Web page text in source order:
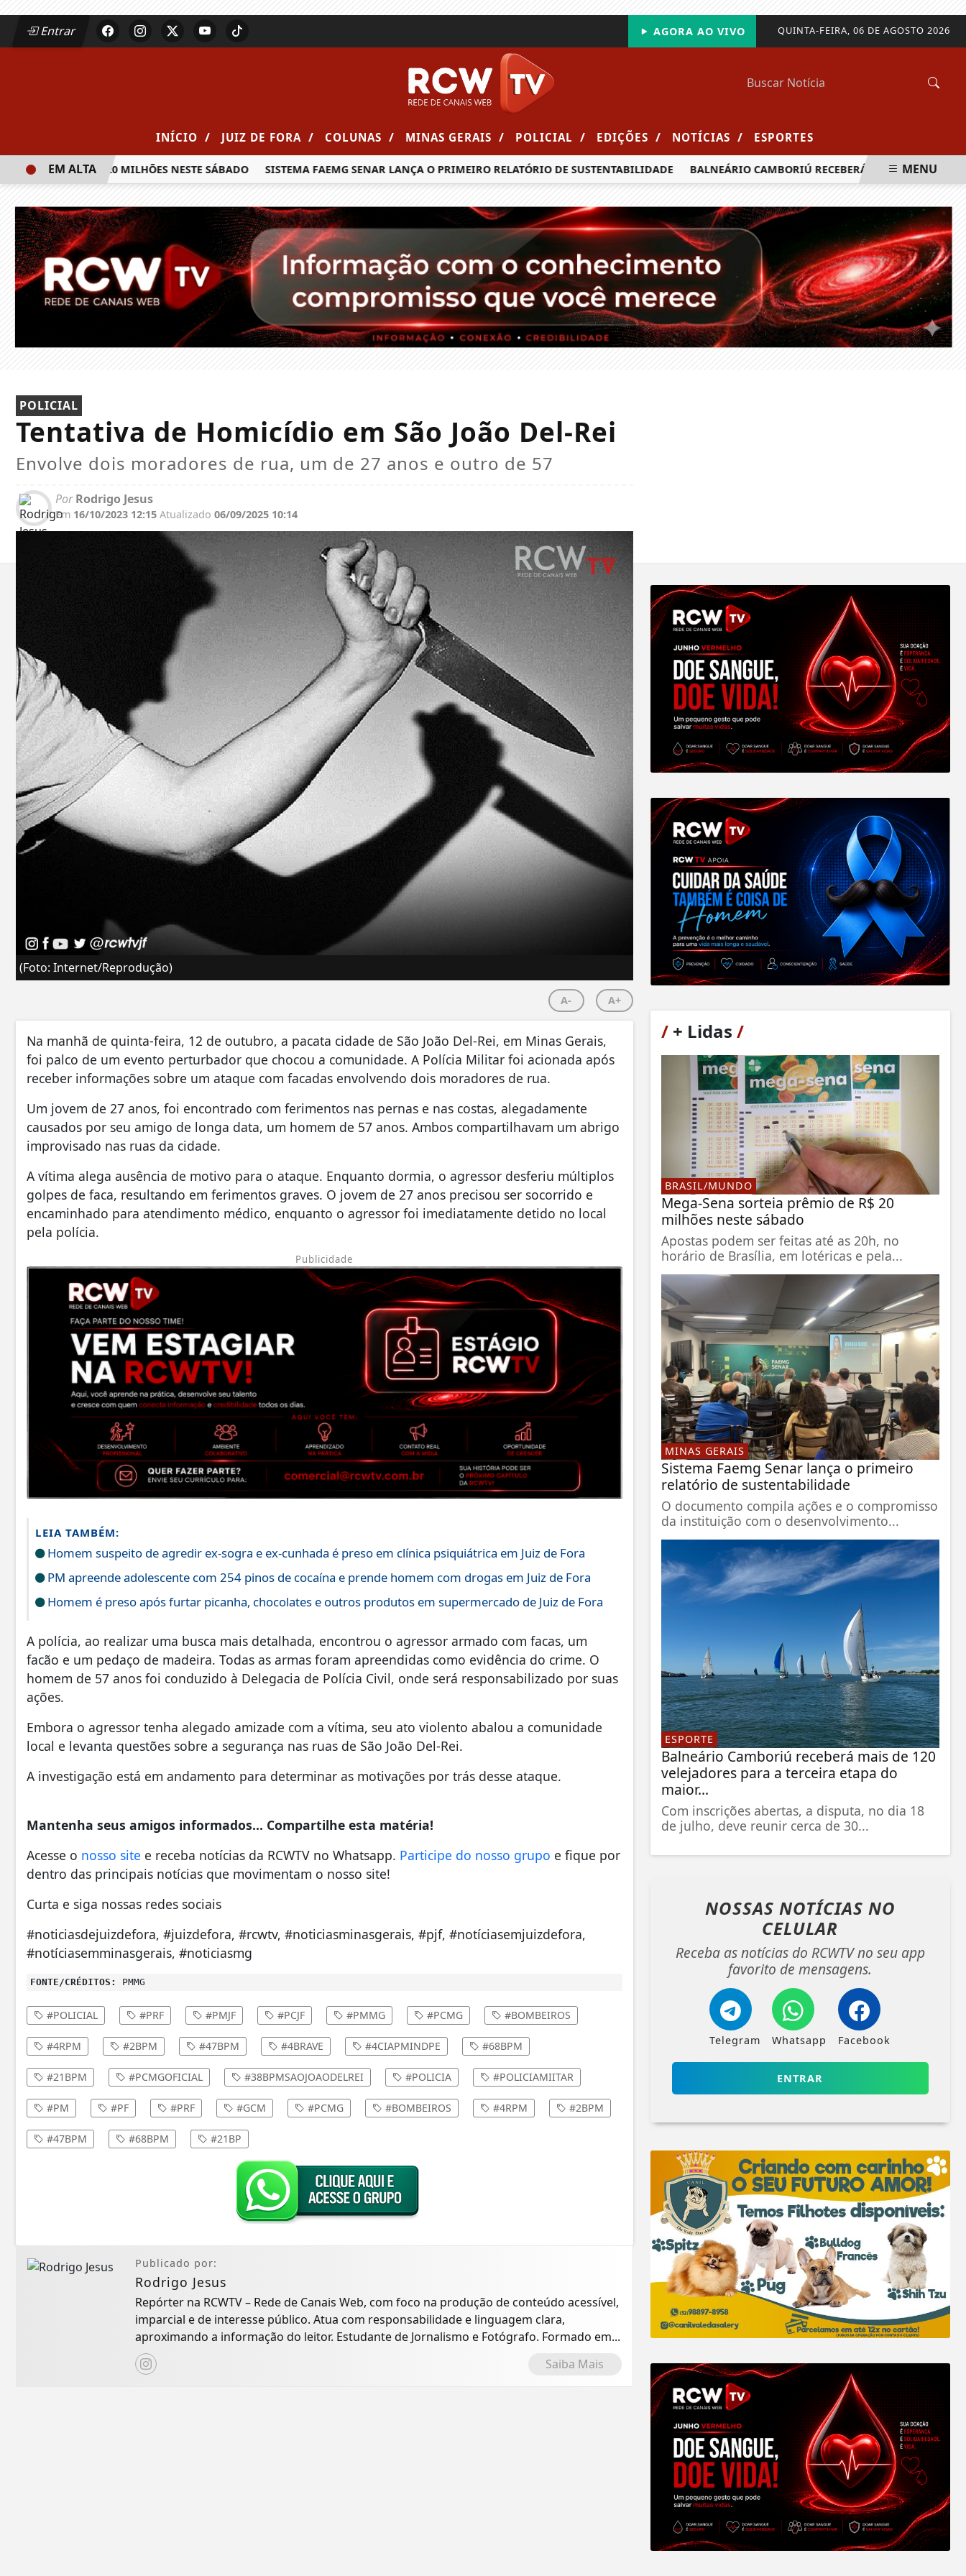
Entrar QUINTA-FEIRA, 06 DE AGOSTO 2026
AGORA AO VIVO
INÍCIO / JUIZ DE FORA / COLUNAS / MINAS GERAIS / POLICIAL / EDIÇÕES / NOTÍCIAS / ESPORTES
PRÊMIO DE R$ 20 MILHÕES NESTE SÁBADO SISTEMA FAEMG SENAR LANÇA O PRIMEIRO RELATÓRIO DE SUSTENTABILIDADE BALNEÁRIO CAMBORIÚ RECEBERÁ MAIS DE 120
EM ALTA MENU
POLICIAL
Tentativa de Homicídio em São João Del-Rei
Envolve dois moradores de rua, um de 27 anos e outro de 57
PorRodrigo Jesus
Em 16/10/2023 12:15 Atualizado 06/09/2025 10:14
(Foto: Internet/Reprodução)
A- A+
Na manhã de quinta-feira, 12 de outubro, a pacata cidade de São João Del-Rei, em Minas Gerais,
foi palco de um evento perturbador que chocou a comunidade. A Polícia Militar foi acionada após
receber informações sobre um ataque com facadas envolvendo dois moradores de rua.
Um jovem de 27 anos, foi encontrado com ferimentos nas pernas e nas costas, alegadamente
causados por seu amigo de longa data, um homem de 57 anos. Ambos compartilhavam um abrigo
improvisado nas ruas da cidade.
A vítima alega ausência de motivo para o ataque. Enquanto dormia, o agressor desferiu múltiplos
golpes de faca, resultando em ferimentos graves. O jovem de 27 anos precisou ser socorrido e
encaminhado para atendimento médico, enquanto o agressor foi imediatamente detido no local
pela polícia.
Publicidade
LEIA TAMBÉM:
Homem suspeito de agredir ex-sogra e ex-cunhada é preso em clínica psiquiátrica em Juiz de Fora
PM apreende adolescente com 254 pinos de cocaína e prende homem com drogas em Juiz de Fora
Homem é preso após furtar picanha, chocolates e outros produtos em supermercado de Juiz de Fora
A polícia, ao realizar uma busca mais detalhada, encontrou o agressor armado com facas, um
facão e um pedaço de madeira. Todas as armas foram apreendidas como evidência do crime. O
homem de 57 anos foi conduzido à Delegacia de Polícia Civil, onde será responsabilizado por suas
ações.
Embora o agressor tenha alegado amizade com a vítima, seu ato violento abalou a comunidade
local e levanta questões sobre a segurança nas ruas de São João Del-Rei.
A investigação está em andamento para determinar as motivações por trás desse ataque.
Mantenha seus amigos informados... Compartilhe esta matéria!
Acesse o nosso site e receba notícias da RCWTV no Whatsapp. Participe do nosso grupo e fique por
dentro das principais notícias que movimentam o nosso site!
Curta e siga nossas redes sociais
#noticiasdejuizdefora, #juizdefora, #rcwtv, #noticiasminasgerais, #pjf, #notíciasemjuizdefora,
#notíciasemminasgerais, #noticiasmg
FONTE/CRÉDITOS: PMMG
#POLICIAL #PRF #PMJF #PCJF #PMMG #PCMG #BOMBEIROS
#4RPM #2BPM #47BPM #4BRAVE #4CIAPMINDPE #68BPM
#21BPM #PCMGOFICIAL #38BPMSAOJOAODELREI #POLICIA #POLICIAMIITAR
#PM #PF #PRF #GCM #PCMG #BOMBEIROS #4RPM #2BPM
#47BPM #68BPM #21BP
Publicado por:
Rodrigo Jesus
Repórter na RCWTV – Rede de Canais Web, com foco na produção de conteúdo acessível,
imparcial e de interesse público. Atua com responsabilidade e linguagem clara,
aproximando a informação do leitor. Estudante de Jornalismo e Fotógrafo. Formado em...
Saiba Mais
/+ Lidas /
BRASIL/MUNDO
Mega-Sena sorteia prêmio de R$ 20
milhões neste sábado
Apostas podem ser feitas até as 20h, no
horário de Brasília, em lotéricas e pela...
MINAS GERAIS
Sistema Faemg Senar lança o primeiro
relatório de sustentabilidade
O documento compila ações e o compromisso
da instituição com o desenvolvimento...
ESPORTE
Balneário Camboriú receberá mais de 120
velejadores para a terceira etapa do
maior...
Com inscrições abertas, a disputa, no dia 18
de julho, deve reunir cerca de 30...
NOSSAS NOTÍCIAS NO
CELULAR
Receba as notícias do RCWTV no seu app
favorito de mensagens.
Telegram Whatsapp Facebook
ENTRAR